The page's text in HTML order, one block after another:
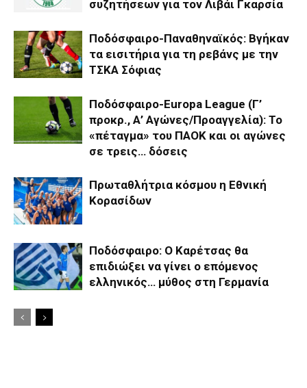
συζητήσεων για τον Λιβάι Γκαρσία
Ποδόσφαιρο-Παναθηναϊκός: Βγήκαν
τα εισιτήρια για τη ρεβάνς με την
ΤΣΚΑ Σόφιας
Ποδόσφαιρο-Europa League (Γ’
προκρ., Α’ Αγώνες/Προαγγελία): Το
«πέταγμα» του ΠΑΟΚ και οι αγώνες
σε τρεις… δόσεις
Πρωταθλήτρια κόσμου η Εθνική
Κορασίδων
Ποδόσφαιρο: Ο Καρέτσας θα
επιδιώξει να γίνει ο επόμενος
ελληνικός… μύθος στη Γερμανία